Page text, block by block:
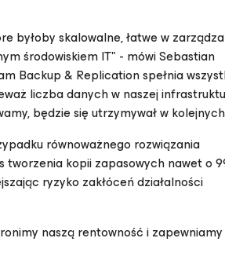
byłoby skalowalne, łatwe w
środowiskiem IT" - mówi Sebastian
Backup & Replication spełnia
liczba danych w naszej
będzie się utrzymywał w
równoważnego rozwiązania
tworzenia kopii zapasowych nawet o
ryzyko zakłóceń działalności
naszą rentowność i zapewniamy